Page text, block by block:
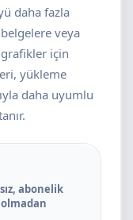
daha fazla
belgelere veya
için
yükleme
daha uyumlu
abonelik